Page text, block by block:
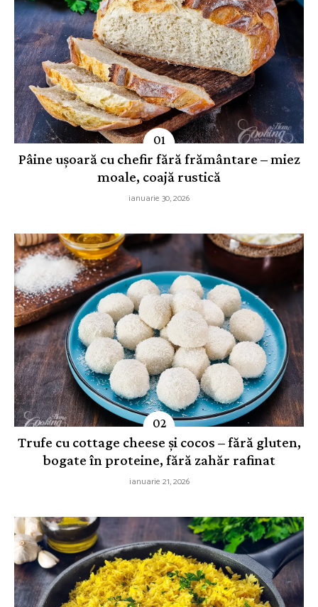
Pâine ușoară cu chefir fără frământare – miez
moale, coajă rustică
ianuarie 30, 2026
Trufe cu cottage cheese și cocos – fără gluten,
bogate în proteine, fără zahăr rafinat
ianuarie 21, 2026